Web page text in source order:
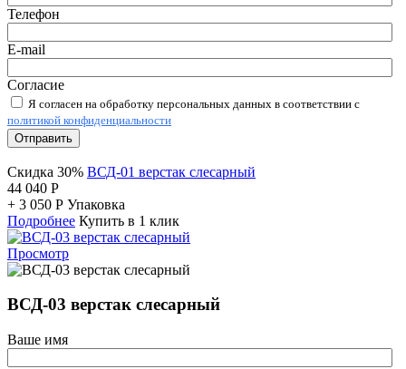
Телефон
E-mail
Согласие
Я согласен на обработку персональных данных в соответствии с
политикой конфиденциальности
Отправить
Скидка 30% ВСД-01 верстак слесарный
44 040 Р
+ 3 050 Р Упаковка
Подробнее Купить в 1 клик
Просмотр
ВСД-03 верстак слесарный
Ваше имя